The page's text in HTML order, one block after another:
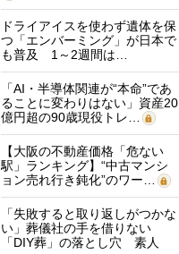
ドライアイスを使わず遺体を保
つ「エンバーミング」が日本で
も普及 1～2週間は…
「AI・半導体関連が“本命”であ
ることに変わりはない」資産20
億円超の90歳現役トレ…
【大阪の不動産価格「危ない
駅」ランキング】“中古マンシ
ョン売れ行き鈍化”のワー…
「失敗すると取り返しがつかな
い」葬儀社の手を借りない
「DIY葬」の落とし穴 素人